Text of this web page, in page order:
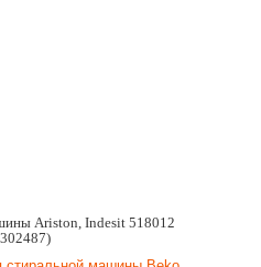
Ariston, Indesit 518012